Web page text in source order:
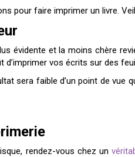
pour faire imprimer un livre.
évidente et la moins chère
d’imprimer vos écrits sur des
sera faible d’un point de
rendez-vous chez un